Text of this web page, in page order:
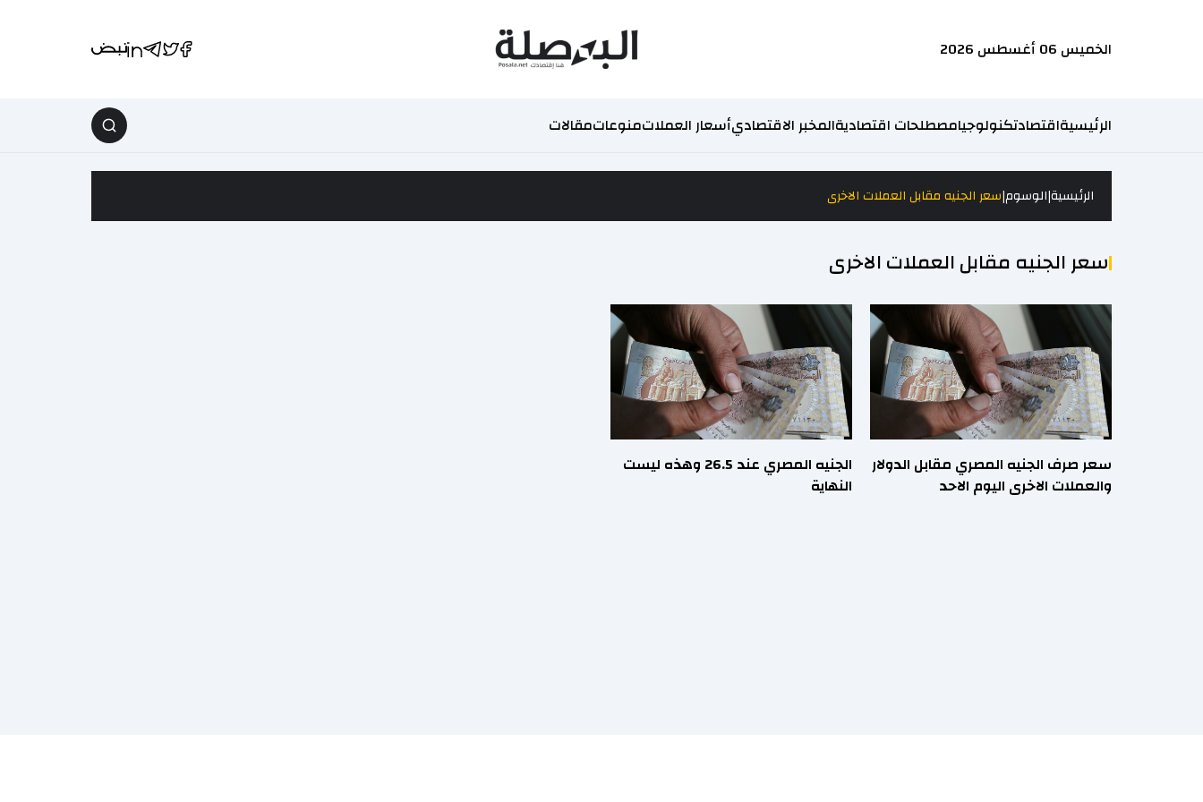
الخميس 06 أغسطس 2026
الرئيسيةاقتصادتكنولوجيامصطلحات اقتصاديةالمخبر الاقتصاديأسعار العملاتمنوعاتمقالات
الرئيسية|الوسوم|سعر الجنيه مقابل العملات الاخرى
سعر الجنيه مقابل العملات الاخرى
الجنيه المصري عند 26.5 وهذه ليست
النهاية
سعر صرف الجنيه المصري مقابل الدولار
والعملات الاخرى اليوم الاحد